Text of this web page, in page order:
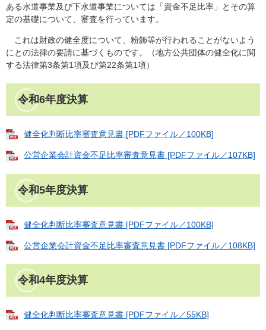
ある水道事業及び下水道事業については「資金不足比率」とその算
定の基礎について、審査を行っています。
これは財政の健全度について、粉飾等が行われることがないよう
にとの法律の要請に基づくものです。（地方公共団体の健全化に関
する法律第3条第1項及び第22条第1項）
令和6年度決算
健全化判断比率審査意見書 [PDFファイル／100KB]
公営企業会計資金不足比率審査意見書 [PDFファイル／107KB]
令和5年度決算
健全化判断比率審査意見書 [PDFファイル／100KB]
公営企業会計資金不足比率審査意見書 [PDFファイル／108KB]
令和4年度決算
健全化判断比率審査意見書 [PDFファイル／55KB]